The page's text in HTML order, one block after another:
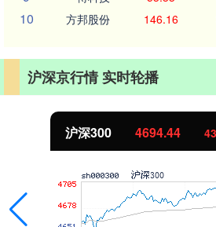
10 方邦股份 146.16
沪深京行情 实时轮播
沪深300 4694.44